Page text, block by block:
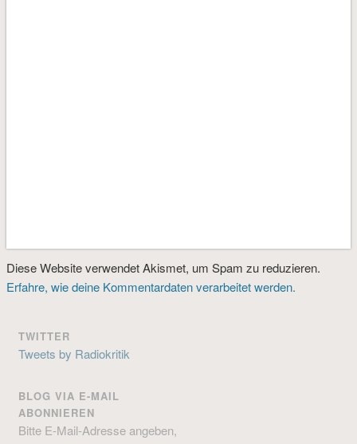
Diese Website verwendet Akismet, um Spam zu reduzieren.
Erfahre, wie deine Kommentardaten verarbeitet werden.
TWITTER
Tweets by Radiokritik
BLOG VIA E-MAIL
ABONNIEREN
Bitte E-Mail-Adresse angeben,